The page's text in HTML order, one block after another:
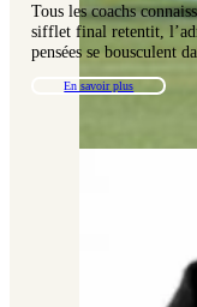
Tous les coachs
sifflet final retentit,
pensées se bousculent
En savoir plus